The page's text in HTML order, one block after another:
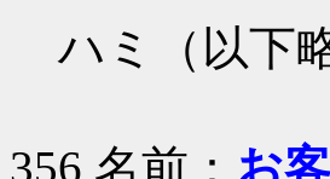
ハミ（以下
356 名前： お